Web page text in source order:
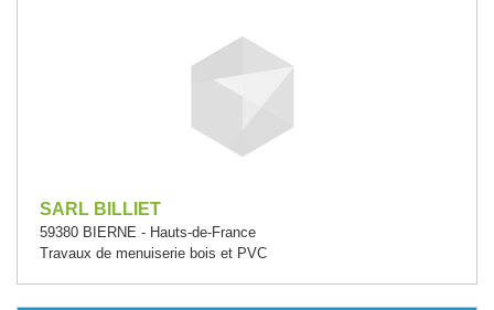
SARL BILLIET
59380 BIERNE - Hauts-de-France
Travaux de menuiserie bois et PVC